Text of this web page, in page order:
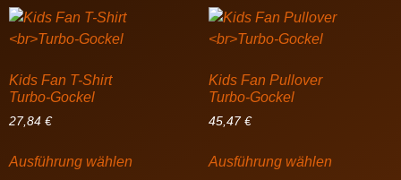
Kids Fan T-Shirt
Turbo-Gockel
27,84 €
Ausführung wählen
Kids Fan Pullover
Turbo-Gockel
45,47 €
Ausführung wählen